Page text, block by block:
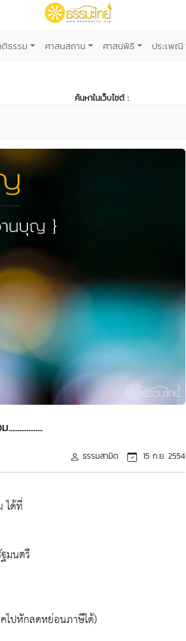
ธรรม ศาสนสถาน ศาสนพิธี ประเพณี
ค้นหาในเว็บไซต์ :
ธรรมสามิต 15 ก.ย. 2554
ได้ที่
มนตรี
ไปหักลดหย่อนภาษีได้)